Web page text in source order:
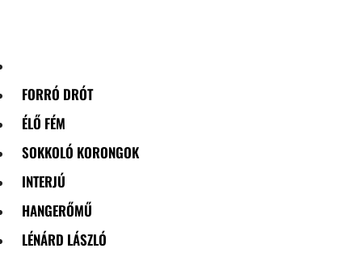
FORRÓ DRÓT
ÉLŐ FÉM
SOKKOLÓ KORONGOK
INTERJÚ
HANGERŐMŰ
LÉNÁRD LÁSZLÓ